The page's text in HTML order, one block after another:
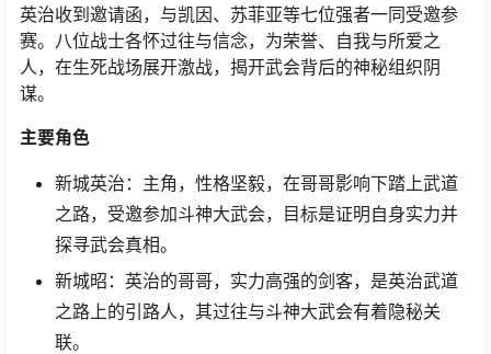
英治收到邀请函，与凯因、苏菲亚等七位强者一同受邀参
赛。八位战士各怀过往与信念，为荣誉、自我与所爱之
人，在生死战场展开激战，揭开武会背后的神秘组织阴
谋。
主要角色
新城英治：主角，性格坚毅，在哥哥影响下踏上武道
之路，受邀参加斗神大武会，目标是证明自身实力并
探寻武会真相。
新城昭：英治的哥哥，实力高强的剑客，是英治武道
之路上的引路人，其过往与斗神大武会有着隐秘关
联。